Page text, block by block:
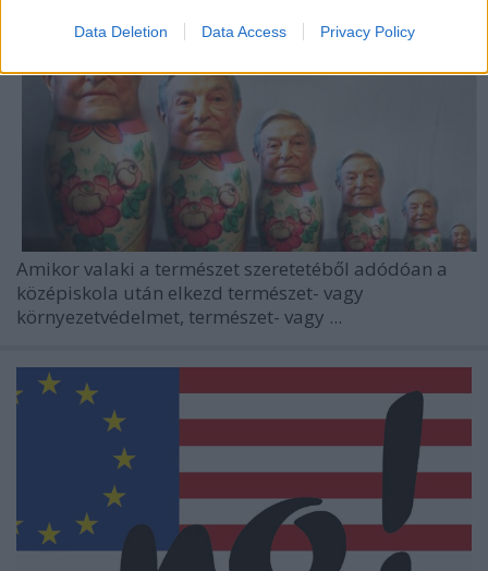
Data Deletion Data Access Privacy Policy
Amikor valaki a természet szeretetéből adódóan a
középiskola után elkezd természet- vagy
környezetvédelmet, természet- vagy ...